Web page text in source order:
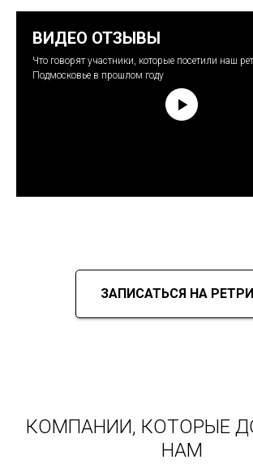
ВИДЕО ОТЗЫВЫ
Что говорят участники, которые посетили наш
Подмосковье в прошлом году
ЗАПИСАТЬСЯ НА
КОМПАНИИ, КОТОРЫЕ
НАМ